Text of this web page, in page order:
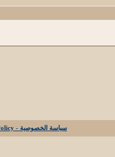
سياسة الخصوصية - Privacy-Policy